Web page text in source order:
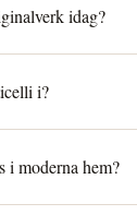
idag?
i?
i moderna hem?